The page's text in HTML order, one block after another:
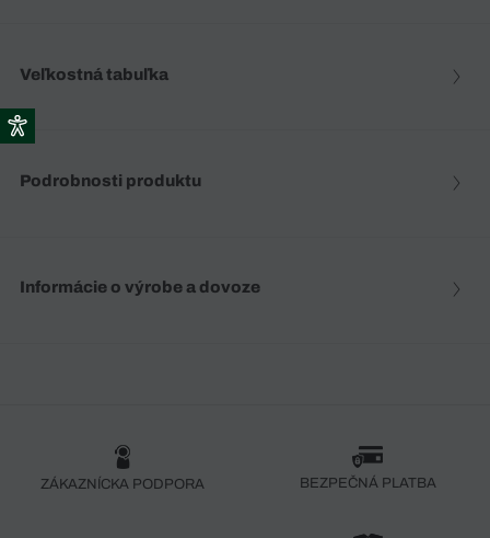
Veľkostná tabuľka
Podrobnosti produktu
Informácie o výrobe a dovoze
ZÁKAZNÍCKA PODPORA BEZPEČNÁ PLATBA